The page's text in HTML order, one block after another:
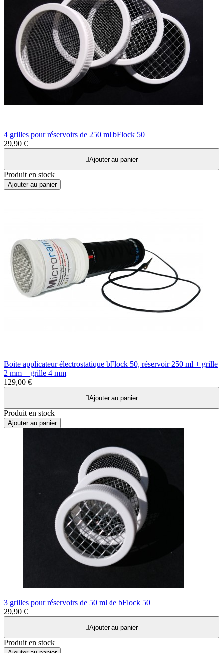
4 grilles pour réservoirs de 250 ml bFlock 50
29,90 €
Ajouter au panier
Produit en stock
Ajouter au panier
Boite applicateur électrostatique bFlock 50, réservoir 250 ml + grille
2 mm + grille 4 mm
129,00 €
Ajouter au panier
Produit en stock
Ajouter au panier
3 grilles pour réservoirs de 50 ml de bFlock 50
29,90 €
Ajouter au panier
Produit en stock